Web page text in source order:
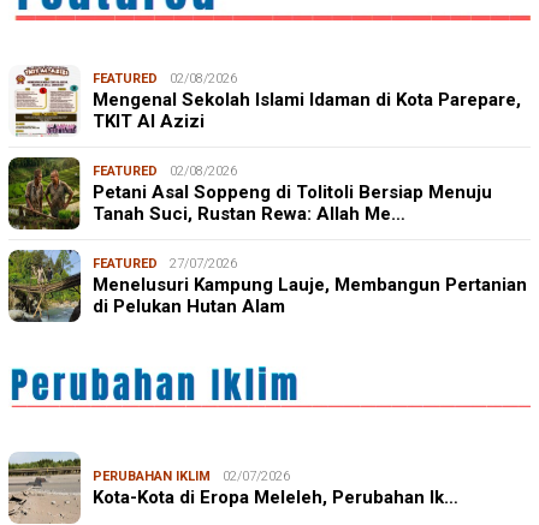
FEATURED 02/08/2026
Mengenal Sekolah Islami Idaman di Kota Parepare,
TKIT Al Azizi
FEATURED 02/08/2026
Petani Asal Soppeng di Tolitoli Bersiap Menuju
Tanah Suci, Rustan Rewa: Allah Me…
FEATURED 27/07/2026
Menelusuri Kampung Lauje, Membangun Pertanian
di Pelukan Hutan Alam
PERUBAHAN IKLIM 02/07/2026
Kota-Kota di Eropa Meleleh, Perubahan Ik…